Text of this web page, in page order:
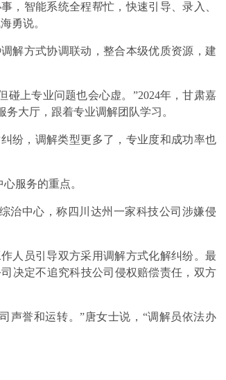
智能系统全程帮忙，快速引导、录入、
勇说。
解方式协调联动，整合本级优质资源，建
上专业问题也会心虚。”2024年，甘肃嘉
大厅，跟着专业调解团队学习。
纷，调解类型更多了，专业度和成功率也
服务的重点。
治中心，称四川达州一家科技公司涉嫌侵
人员引导双方采用调解方式化解纠纷。最
决定不追究科技公司侵权赔偿责任，双方
声誉和运转。”唐女士说，“调解员依法办